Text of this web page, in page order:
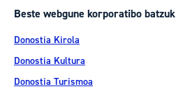
Beste webgune korporatibo batzuk
Donostia Kirola
Donostia Kultura
Donostia Turismoa